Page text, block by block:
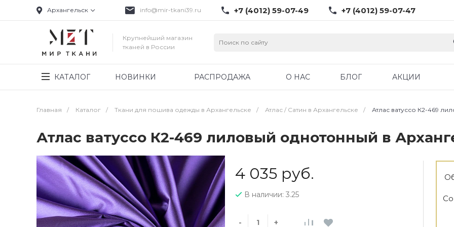
Архангельск info@mir-tkani39.ru +7 (4012) 59-07-49 +7 (4012) 59-07-47
Крупнейший магазин
тканей в России
КАТАЛОГ НОВИНКИ РАСПРОДАЖА О НАС БЛОГ АКЦИИ
Главная / Каталог / Ткани для пошива одежды в Архангельске / Атлас / Cатин в Архангельске / Атлас ватуссо К2-469
Атлас ватуссо К2-469 лиловый однотонный в
4 035 руб.
В наличии: 3.25
- +